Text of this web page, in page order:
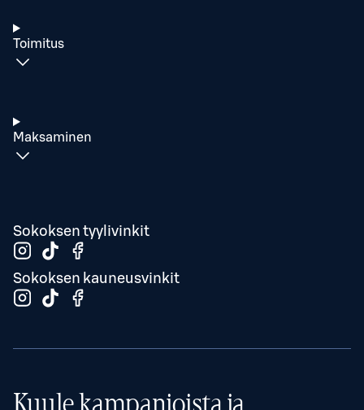
Toimitus
Maksaminen
Sokoksen tyylivinkit
Sokoksen kauneusvinkit